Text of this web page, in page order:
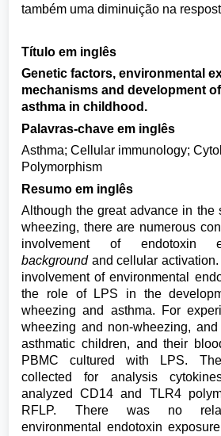
também uma diminuição na
Título em inglês
Genetic factors, environmental
mechanisms and development
asthma in childhood.
Palavras-chave em inglês
Asthma; Cellular immunology;
Polymorphism
Resumo em inglês
Although the great advance in the
wheezing, there are numerous
involvement of endotoxin
backgroundand cellular activation.
involvement of environmental
the role of LPS in the
wheezing and asthma. For
wheezing and non-wheezing,
asthmatic children, and their
PBMC cultured with LPS.
collected for analysis
analyzed CD14 and TLR4
RFLP. There was no
environmental endotoxin